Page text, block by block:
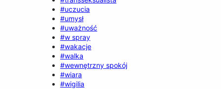
#uczucia
#umysł
#uważność
#w spray
#wakacje
#walka
#wewnętrzny spokój
#wiara
#wigilia